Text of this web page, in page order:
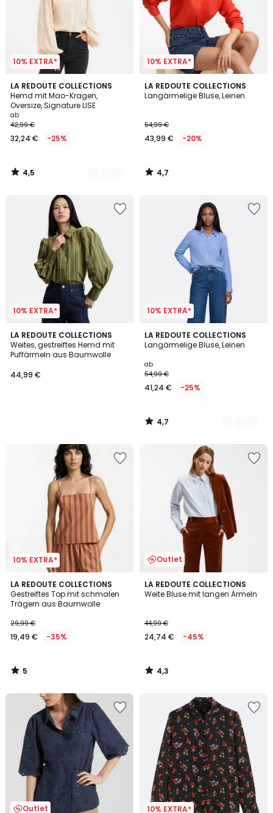
10% EXTRA*
LA REDOUTE COLLECTIONS
Hemd mit Mao-Kragen,
Oversize, Signature LISE
ab
42,99 €
32,24 € -25%
4,5
/ 5
3
Farben
4,5
/
10% EXTRA*
LA REDOUTE COLLECTIONS
Langärmelige Bluse, Leinen
54,99 €
43,99 € -20%
4,7
/ 5
4,7
/
10% EXTRA*
LA REDOUTE COLLECTIONS
Weites, gestreiftes Hemd mit
Puffärmeln aus Baumwolle
44,99 €
10% EXTRA*
LA REDOUTE COLLECTIONS
Langärmelige Bluse, Leinen
ab
54,99 €
41,24 € -25%
4,7
/ 5
2
Farben
4,7
/
10% EXTRA*
LA REDOUTE COLLECTIONS
Gestreiftes Top mit schmalen
Trägern aus Baumwolle
29,99 €
19,49 € -35%
5
/
5
5
/
Outlet
LA REDOUTE COLLECTIONS
Weite Bluse mit langen Ärmeln
44,99 €
24,74 € -45%
4,3
/ 5
4,3
/
Outlet 10% EXTRA*